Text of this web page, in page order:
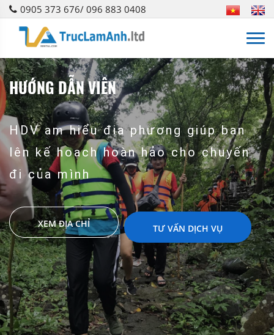
0905 373 676/ 096 883 0408
HƯỚNG DẪN VIÊN
HDV am hiểu địa phương giúp bạn
lên kế hoạch hoàn hảo cho chuyến
đi của mình
XEM ĐỊA CHỈ TƯ VẤN DỊCH VỤ